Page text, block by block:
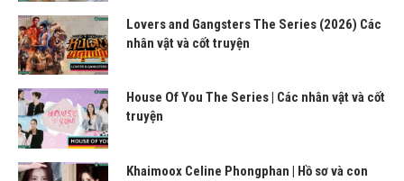
Lovers and Gangsters The Series (2026) Các
nhân vật và cốt truyện
House Of You The Series | Các nhân vật và cốt
truyện
Khaimoox Celine Phongphan | Hồ sơ và con